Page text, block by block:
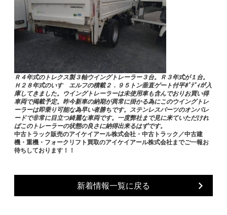
Ｒ４年式のトレクス製３軸ウイングトレーラー３台。Ｒ３年式が１台。
Ｈ２８年式のいすゞエルフの積載２．９５トン垂直ゲート付平ﾎﾞﾃﾞｨが入
庫してきました。ウイングトレーラーは未使用車も含んでおりお買い得
車両で掲載予定。昨今新車の納期が異常に掛かる為にこのウイングトレ
ーラーは即乗り可能な為早い者勝ちです。ステンレスパーツのオンパレ
ードで非常に目立つ綺麗な車両です。一度弊社まで見に来ていただけれ
ばこのトレーラーの状態の良さに納得出来るはずです。
中古トラック販売のアイケイアール株式会社・中古トラック／中古建
機・重機・フォークリフト買取のアイケイアール株式会社までご一報お
待ちしております！！
新着情報一覧に戻る